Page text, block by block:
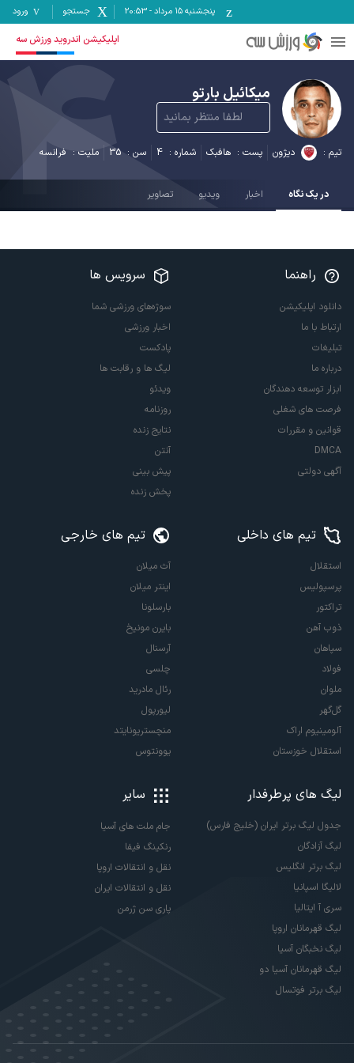
پنجشنبه ۱۵ مرداد -
20:53 جستجو ورود
اپلیکیشن اندروید ورزش سه
میکائیل بارتو
لطفا منتظر بمانید
تیم : دیژون پست : هافبک شماره : 4 سن : 35 ملیت : فرانسه
4 در یک نگاه اخبار ویدیو تصاویر
راهنما
دانلود اپلیکیشن
ارتباط با ما
تبلیغات
درباره ما
ابزار توسعه دهندگان
فرصت های شغلی
قوانین و مقررات
DMCA
آگهی دولتی
سرویس ها
سوژه‌های ورزشی شما
اخبار ورزشی
پادکست
لیگ ها و رقابت ها
ویدئو
روزنامه
نتایج زنده
آنتن
پیش بینی
پخش زنده
تیم های داخلی
استقلال
پرسپولیس
تراکتور
ذوب آهن
سپاهان
فولاد
ملوان
گل‌گهر
آلومینیوم اراک
استقلال خوزستان
تیم های خارجی
آث میلان
اینتر میلان
بارسلونا
بایرن مونیخ
آرسنال
چلسی
رئال مادرید
لیورپول
منچستریونایتد
یوونتوس
لیگ های پرطرفدار
جدول لیگ برتر ایران (خلیج فارس)
لیگ آزادگان
لیگ برتر انگلیس
لالیگا اسپانیا
سری آ ایتالیا
لیگ قهرمانان اروپا
لیگ نخبگان آسیا
لیگ قهرمانان آسیا دو
لیگ برتر فوتسال
سایر
جام ملت های آسیا
رنکینگ فیفا
نقل و انتقالات اروپا
نقل و انتقالات ایران
پاری سن ژرمن